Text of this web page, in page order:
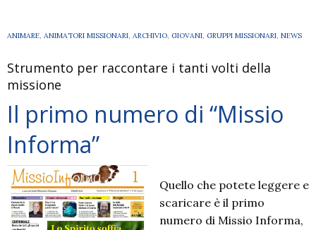
ANIMARE, ANIMATORI MISSIONARI, ARCHIVIO, GIOVANI, GRUPPI MISSIONARI, NEWS
Strumento per raccontare i tanti volti della
missione
Il primo numero di “Missio
Informa”
Quello che potete leggere e
scaricare è il primo
numero di Missio Informa,